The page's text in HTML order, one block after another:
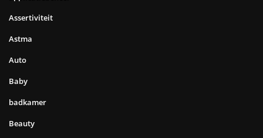
Assertiviteit
Astma
Auto
Baby
badkamer
Beauty